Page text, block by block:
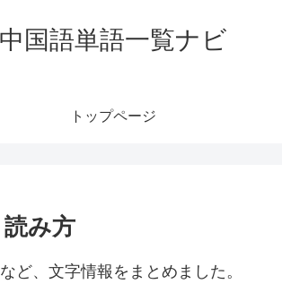
中国語単語一覧ナビ
トップページ
み方
ど、文字情報をまとめました。